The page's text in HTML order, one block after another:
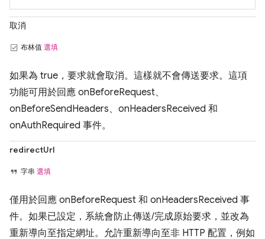
取消
布林值 選填
如果為 true，要求就會取消。這樣就不會傳送要求。這項
功能可用於回應 onBeforeRequest、
onBeforeSendHeaders、onHeadersReceived 和
onAuthRequired 事件。
redirectUrl
字串 選填
僅用於回應 onBeforeRequest 和 onHeadersReceived 事
件。如果已設定，系統會防止傳送/完成原始要求，並改為
重新導向至指定網址。允許重新導向至非 HTTP 配置，例如